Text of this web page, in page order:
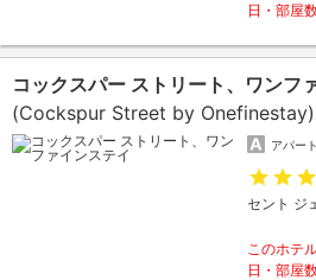
日・部屋
コックスパー ストリート、ワンフ
(Cockspur Street by Onefinestay)
アパー
セント ジ
このホテ
日・部屋